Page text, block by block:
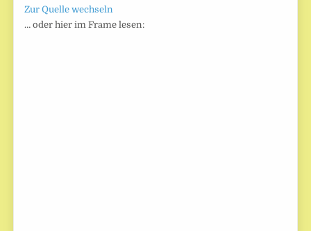
Zur Quelle wechseln
… oder hier im Frame lesen: